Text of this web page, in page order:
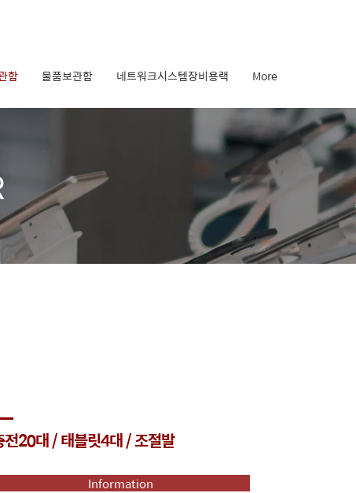
함 물품보관함 네트워크시스템장비용랙 More
전20대 / 태블릿4대 / 조절발
Information